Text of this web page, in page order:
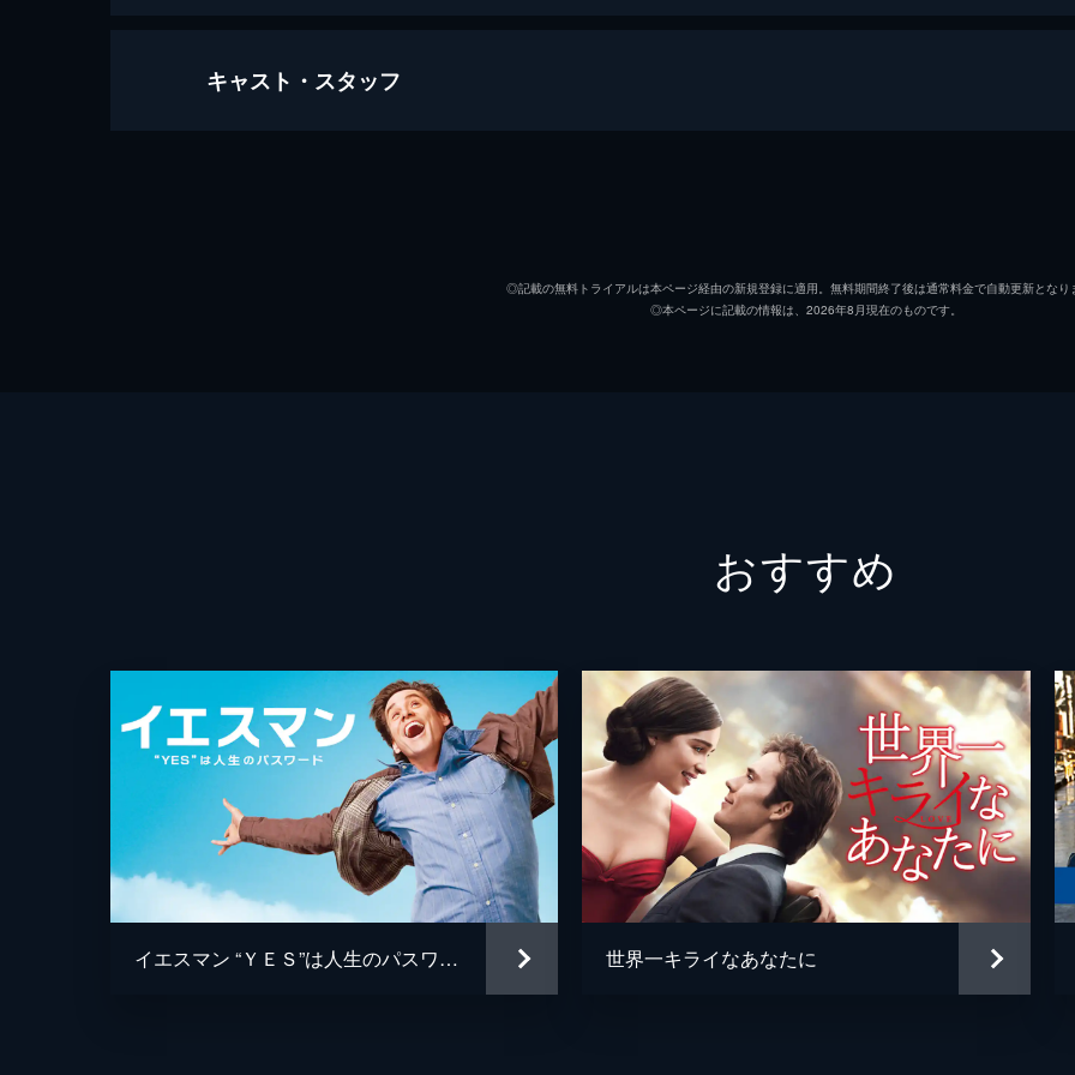
ラ・ラ・ランド
キャスト・スタッフ
キース
キャ
トム
ミー
デイ
ジョシ
◎記載の無料トライアルは本ページ経由の新規登録に適用。無料期間終了後は通常料金で自動更新となり
◎本ページに記載の情報は、2026年8月現在のものです。
おすすめ
イエスマン “ＹＥＳ”は人生のパスワード 世界一キライなあなたに